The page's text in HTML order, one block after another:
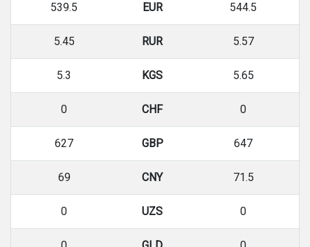
539.5 EUR 544.5
5.45 RUR 5.57
5.3 KGS 5.65
0 CHF 0
627 GBP 647
69 CNY 71.5
0 UZS 0